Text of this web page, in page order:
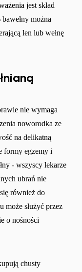
jest skład
można
len lub wełnę
nie wymaga
noworodka ze
na delikatną
formy egzemy i
- wszyscy lekarze
ubrań nie
również do
może służyć przez
o nośności
chusty